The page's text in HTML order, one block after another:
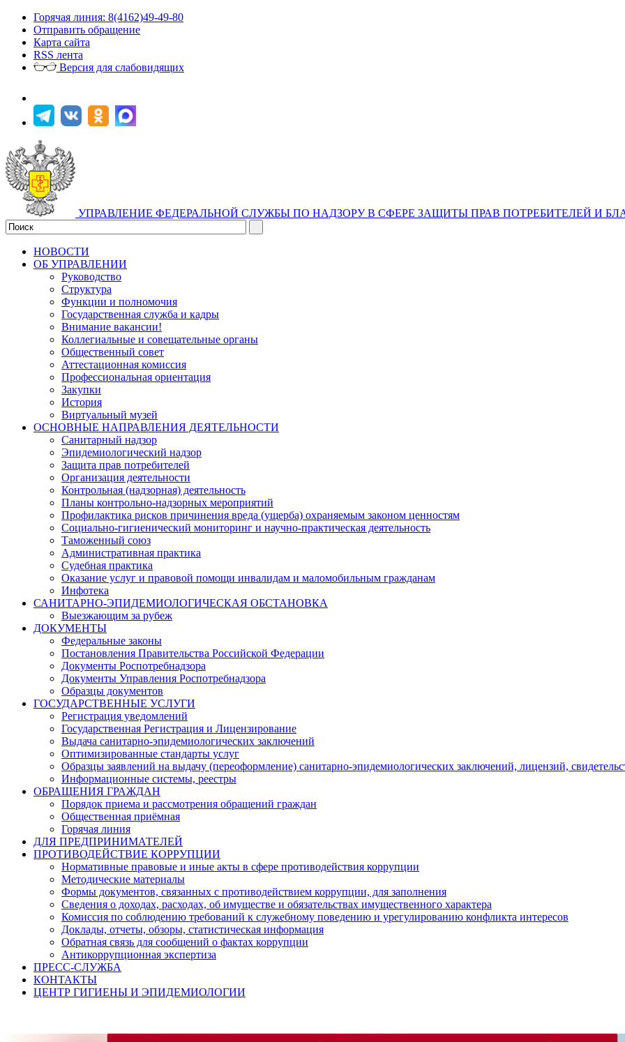
Горячая линия: 8(4162)49-49-80
Отправить обращение
Карта сайта
RSS лента
Версия для слабовидящих
УПРАВЛЕНИЕ ФЕДЕРАЛЬНОЙ СЛУЖБЫ ПО НАДЗОРУ В СФЕРЕ ЗАЩИТЫ ПРАВ ПОТРЕБИТЕЛЕЙ И
НОВОСТИ
ОБ УПРАВЛЕНИИ
Руководство
Структура
Функции и полномочия
Государственная служба и кадры
Внимание вакансии!
Коллегиальные и совещательные органы
Общественный совет
Аттестационная комиссия
Профессиональная ориентация
Закупки
История
Виртуальный музей
ОСНОВНЫЕ НАПРАВЛЕНИЯ ДЕЯТЕЛЬНОСТИ
Санитарный надзор
Эпидемиологический надзор
Защита прав потребителей
Организация деятельности
Контрольная (надзорная) деятельность
Планы контрольно-надзорных мероприятий
Профилактика рисков причинения вреда (ущерба) охраняемым законом ценностям
Социально-гигиенический мониторинг и научно-практическая деятельность
Таможенный союз
Административная практика
Судебная практика
Оказание услуг и правовой помощи инвалидам и маломобильным гражданам
Инфотека
САНИТАРНО-ЭПИДЕМИОЛОГИЧЕСКАЯ ОБСТАНОВКА
Выезжающим за рубеж
ДОКУМЕНТЫ
Федеральные законы
Постановления Правительства Российской Федерации
Документы Роспотребнадзора
Документы Управления Роспотребнадзора
Образцы документов
ГОСУДАРСТВЕННЫЕ УСЛУГИ
Регистрация уведомлений
Государственная Регистрация и Лицензирование
Выдача санитарно-эпидемиологических заключений
Оптимизированные стандарты услуг
Образцы заявлений на выдачу (переоформление) санитарно-эпидемиологических заключений, лицензий,
Информационные системы, реестры
ОБРАЩЕНИЯ ГРАЖДАН
Порядок приема и рассмотрения обращений граждан
Общественная приёмная
Горячая линия
ДЛЯ ПРЕДПРИНИМАТЕЛЕЙ
ПРОТИВОДЕЙСТВИЕ КОРРУПЦИИ
Нормативные правовые и иные акты в сфере противодействия коррупции
Методические материалы
Формы документов, связанных с противодействием коррупции, для заполнения
Сведения о доходах, расходах, об имуществе и обязательствах имущественного характера
Комиссия по соблюдению требований к служебному поведению и урегулированию конфликта интересов
Доклады, отчеты, обзоры, статистическая информация
Обратная связь для сообщений о фактах коррупции
Антикоррупционная экспертиза
ПРЕСС-СЛУЖБА
КОНТАКТЫ
ЦЕНТР ГИГИЕНЫ И ЭПИДЕМИОЛОГИИ